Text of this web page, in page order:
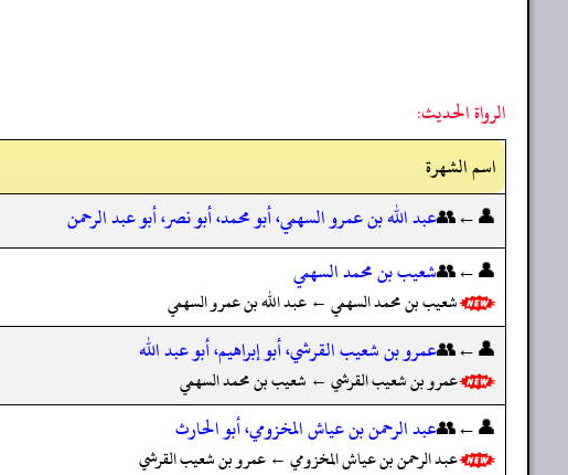
الرواة الحديث:
اسم الشهرة
👤←👥عبد الله بن عمرو السهمي، أبو محمد، أبو نصر، أبو عبد الرحمن
👤←👥شعيب بن محمد السهمي
شعيب بن محمد السهمي ← عبد الله بن عمرو السهمي
👤←👥عمرو بن شعيب القرشي، أبو إبراهيم، أبو عبد الله
عمرو بن شعيب القرشي ← شعيب بن محمد السهمي
👤←👥عبد الرحمن بن عياش المخزومي، أبو الحارث
عبد الرحمن بن عياش المخزومي ← عمرو بن شعيب القرشي